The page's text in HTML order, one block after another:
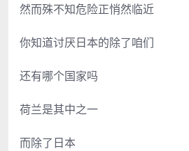
然而殊不知危险正悄然临近
你知道讨厌日本的除了咱们
还有哪个国家吗
荷兰是其中之一
而除了日本